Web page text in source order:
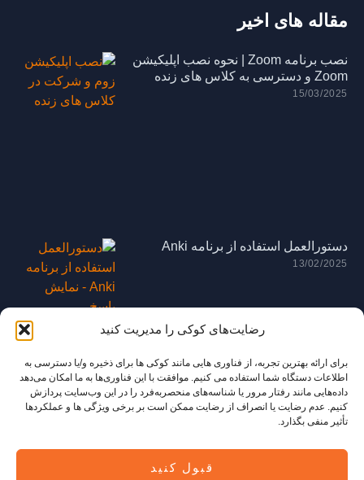
رضایت‌های کوکی را مدیریت کنید
برای ارائه بهترین تجربه، از فناوری هایی مانند کوکی ها برای ذخیره و/یا دسترسی به
اطلاعات دستگاه شما استفاده می کنیم. موافقت با این فناوری‌ها به ما امکان می‌دهد
داده‌هایی مانند رفتار مرور یا شناسه‌های منحصربه‌فرد را در این وب‌سایت پردازش
کنیم. عدم رضایت یا انصراف از رضایت ممکن است بر برخی ویژگی ها و عملکردها
تأثیر منفی بگذارد.
قبول کنید
مقاله های اخیر
نصب برنامه Zoom | نحوه نصب اپلیکیشن
Zoom و دسترسی به کلاس های زنده
15/03/2025
دستورالعمل استفاده از برنامه Anki
13/02/2025